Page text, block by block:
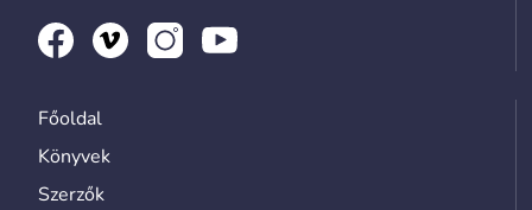
Főoldal
Könyvek
Szerzők